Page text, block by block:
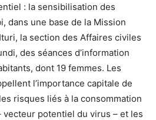
: la sensibilisation des
dans une base de la Mission
la section des Affaires civiles
des séances d’information
dont 19 femmes. Les
l’importance capitale de
risques liés à la consommation
vecteur potentiel du virus – et les